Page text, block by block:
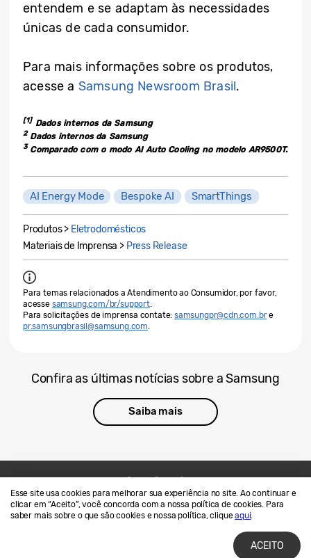
Esse site usa cookies para melhorar sua experiência no site. Ao continuar e
clicar em “Aceito”, você concorda com a nossa política de cookies. Para
saber mais sobre o que são cookies e nossa política, cliqueaqui.
ACEITO
entendem e se adaptam às necessidades
únicas de cada consumidor.
Para mais informações sobre os produtos,
acesse a Samsung Newsroom Brasil.
[1]Dados internos da Samsung
2Dados internos da Samsung
3Comparado com o modo AI Auto Cooling no modelo AR9500T.
AI Energy Mode Bespoke AI SmartThings
Produtos > Eletrodomésticos
Materiais de Imprensa > Press Release
Para temas relacionados a Atendimento ao Consumidor, por favor,
acesse samsung.com/br/support.
Para solicitações de imprensa contate: samsungpr@cdn.com.bre
pr.samsungbrasil@samsung.com.
Confira as últimas notícias sobre a Samsung
Saiba mais
Contato
SAMSUNG.COM
Termos de Uso
Privacidade e Cookies